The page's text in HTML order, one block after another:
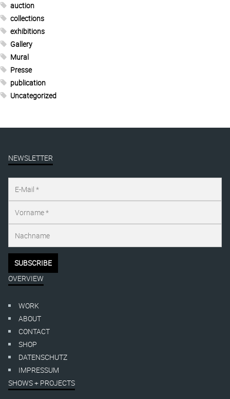
auction
collections
exhibitions
Gallery
Mural
Presse
publication
Uncategorized
NEWSLETTER
OVERVIEW
WORK
ABOUT
CONTACT
SHOP
DATENSCHUTZ
IMPRESSUM
SHOWS + PROJECTS